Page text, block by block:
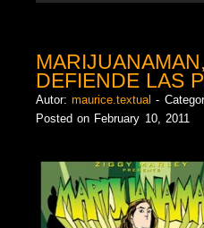
DEFIENDE LAS
Autor:maurice.textual -
Posted on February 10, 2011